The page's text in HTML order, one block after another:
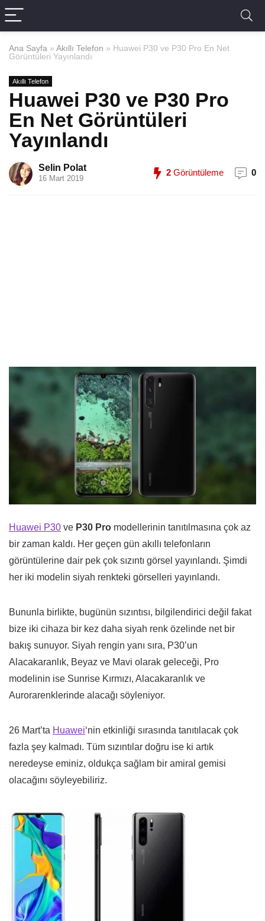
Ana Sayfa » Akıllı Telefon » Huawei P30 ve P30 Pro En Net
Görüntüleri Yayınlandı
Akıllı Telefon
Huawei P30 ve P30 Pro
En Net Görüntüleri
Yayınlandı
Selin Polat
16 Mart 2019
2 Görüntüleme 0
Huawei P30 ve P30 Pro modellerinin tanıtılmasına çok az
bir zaman kaldı. Her geçen gün akıllı telefonların
görüntülerine dair pek çok sızıntı görsel yayınlandı. Şimdi
her iki modelin siyah renkteki görselleri yayınlandı.
Bununla birlikte, bugünün sızıntısı, bilgilendirici değil fakat
bize iki cihaza bir kez daha siyah renk özelinde net bir
bakış sunuyor. Siyah rengin yanı sıra, P30’un
Alacakaranlık, Beyaz ve Mavi olarak geleceği, Pro
modelinin ise Sunrise Kırmızı, Alacakaranlık ve
Aurorarenklerinde alacağı söyleniyor.
26 Mart’ta Huawei‘nin etkinliği sırasında tanıtılacak çok
fazla şey kalmadı. Tüm sızıntılar doğru ise ki artık
neredeyse eminiz, oldukça sağlam bir amiral gemisi
olacağını söyleyebiliriz.